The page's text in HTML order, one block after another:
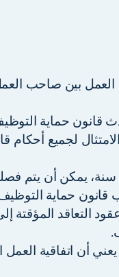
العمل بين صاحب
حماية التوظيف إلى
لجميع أحكام
إذا استمر الموظف في العمل بعد سن 69
قانون حماية
يتم تحويل عقود التعاقد
أن اتفاقية